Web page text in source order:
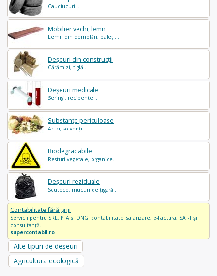
Cauciucuri...
Mobilier vechi, lemn
Lemn din demolări, paleți...
Deșeuri din construcții
Cărămizi, tiglă...
Deșeuri medicale
Seringi, recipente ...
Substanțe periculoase
Acizi, solvenți ...
Biodegradabile
Resturi vegetale, organice..
Deșeuri reziduale
Scutece, mucuri de țigară..
Contabilitate fără griji
Servicii pentru SRL, PFA și ONG: contabilitate, salarizare, e-Factura, SAF-T și
consultanță.
supercontabil.ro
Alte tipuri de deșeuri
Agricultura ecologică